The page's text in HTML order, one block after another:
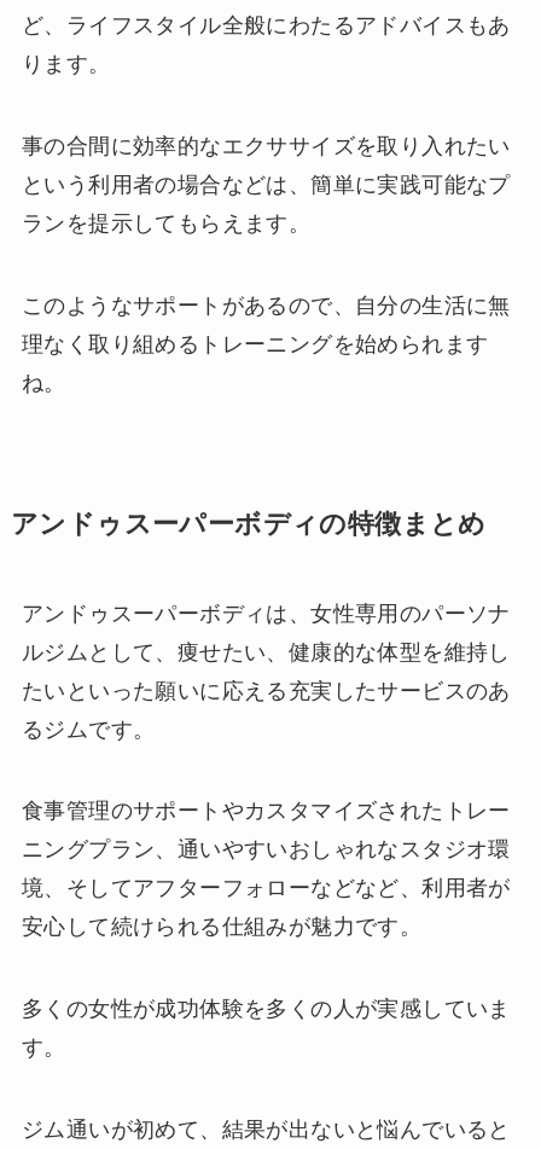
ど、ライフスタイル全般にわたるアドバイスもあ
ります。
事の合間に効率的なエクササイズを取り入れたい
という利用者の場合などは、簡単に実践可能なプ
ランを提示してもらえます。
このようなサポートがあるので、自分の生活に無
理なく取り組めるトレーニングを始められます
ね。
アンドゥスーパーボディの特徴まとめ
アンドゥスーパーボディは、女性専用のパーソナ
ルジムとして、痩せたい、健康的な体型を維持し
たいといった願いに応える充実したサービスのあ
るジムです。
食事管理のサポートやカスタマイズされたトレー
ニングプラン、通いやすいおしゃれなスタジオ環
境、そしてアフターフォローなどなど、利用者が
安心して続けられる仕組みが魅力です。
多くの女性が成功体験を多くの人が実感していま
す。
ジム通いが初めて、結果が出ないと悩んでいると